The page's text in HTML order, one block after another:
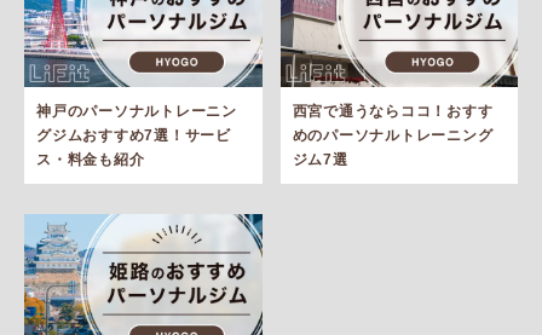
神戸のパーソナルトレーニン
グジムおすすめ7選！サービ
ス・料金も紹介
西宮で通うならココ！おすす
めのパーソナルトレーニング
ジム7選